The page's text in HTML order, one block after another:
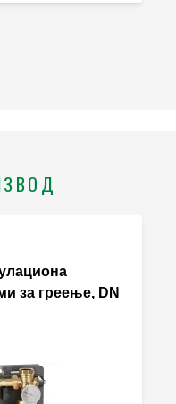
за греење, DN